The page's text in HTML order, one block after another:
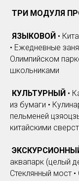
ТРИ МОДУЛЯ
ЯЗЫКОВОЙ •
• Ежедневные
Олимпийском
школьниками
КУЛЬТУРНЫЙ •
из бумаги •
пельменей
китайскими
аквапарк (целый
Стеклянный мост